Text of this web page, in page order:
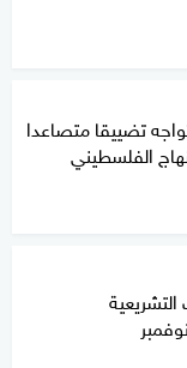
تضييقا متصاعدا
الفلسطيني